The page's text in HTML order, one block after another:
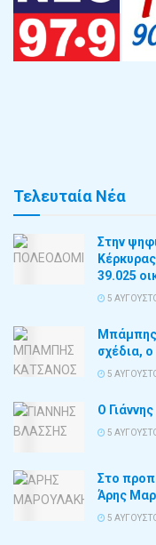
Τελευταία Νέα
Στην
39.025
5
Μπάμπης
σχέδια,
5
Ο
5
Στο
Άρης
5